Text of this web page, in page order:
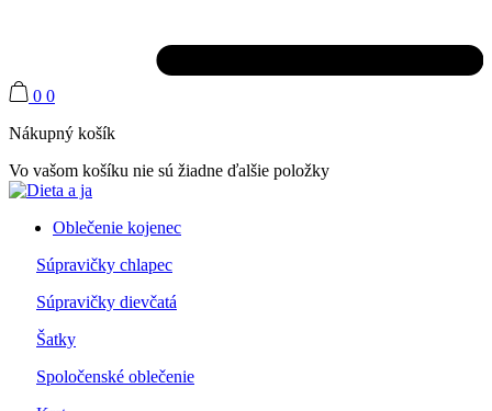
0 0
Nákupný košík
Vo vašom košíku nie sú žiadne ďalšie položky
Oblečenie kojenec
Súpravičky chlapec
Súpravičky dievčatá
Šatky
Spoločenské oblečenie